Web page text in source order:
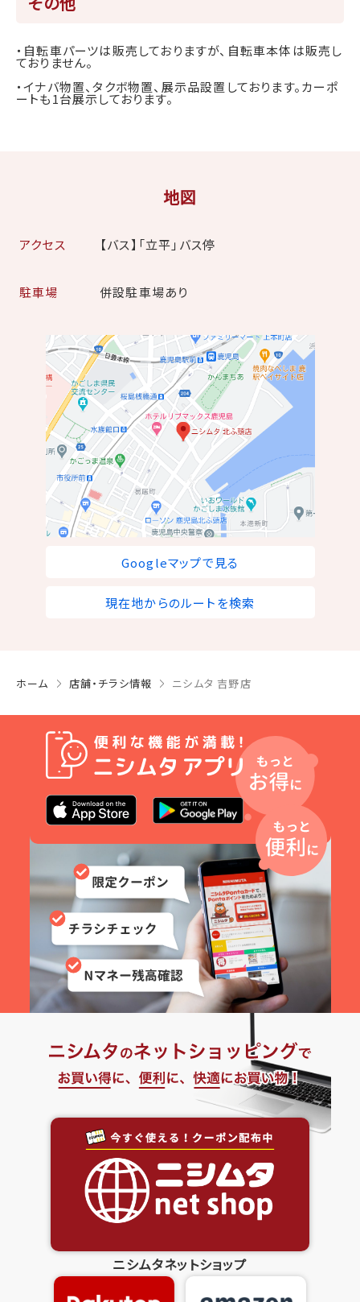
・自転車パーツは販売しておりますが、自転車本体は販売し
ておりません。
・イナバ物置、タクボ物置、展示品設置しております。カーポ
ートも1台展示しております。
地図
アクセス 【バス】「立平」バス停
駐車場 併設駐車場あり
Googleマップで見る
現在地からのルートを検索
ホーム 店舗・チラシ情報 ニシムタ 吉野店
ニシムタネットショップ